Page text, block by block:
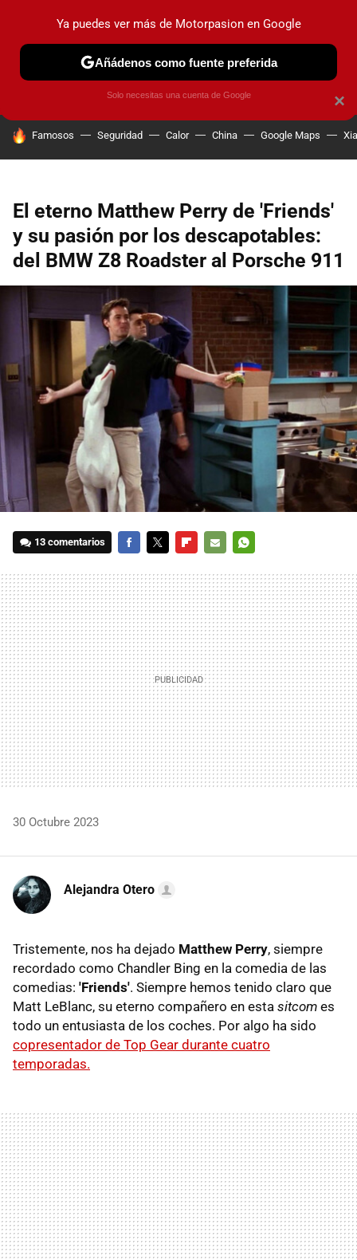
PRUEBAS COCHES ELÉCTRICOS OBSERVATORIO
HOY SE HABLA DE
Famosos Seguridad Calor China Google Maps
El eterno Matthew Perry de 'Friends'
y su pasión por los descapotables:
del BMW Z8 Roadster al Porsche 911
13 comentarios
MAIL
30 Octubre 2023
Alejandra Otero
Tristemente, nos ha dejado Matthew Perry, siempre
recordado como Chandler Bing en la comedia de las
comedias: 'Friends'. Siempre hemos tenido claro que
Matt LeBlanc, su eterno compañero en esta sitcom es
todo un entusiasta de los coches. Por algo ha sido
copresentador de Top Gear durante cuatro
temporadas.
×
Ya puedes ver más de Motorpasion en Google
Añádenos como fuente preferida
Solo necesitas una cuenta de Google